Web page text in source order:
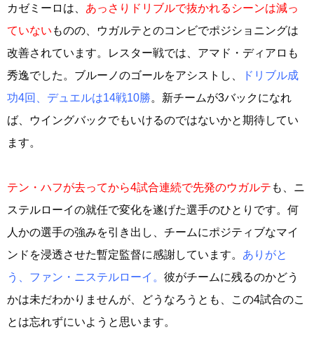
カゼミーロは、 あっさりドリブルで抜かれるシーンは減っ
ていない ものの、ウガルテとのコンビでポジショニングは
改善されています。レスター戦では、アマド・ディアロも
秀逸でした。ブルーノのゴールをアシストし、
ドリブル成
功4回、デュエルは14戦10勝。新チームが3バックになれ
ば、ウイングバックでもいけるのではないかと期待してい
ます。
テン・ハフが去ってから4試合連続で先発のウガルテ も、ニ
ステルローイの就任で変化を遂げた選手のひとりです。何
人かの選手の強みを引き出し、チームにポジティブなマイ
ンドを浸透させた暫定監督に感謝しています。 ありがと
う、ファン・ニステルローイ。 彼がチームに残るのかどう
かは未だわかりませんが、どうなろうとも、この4試合のこ
とは忘れずにいようと思います。